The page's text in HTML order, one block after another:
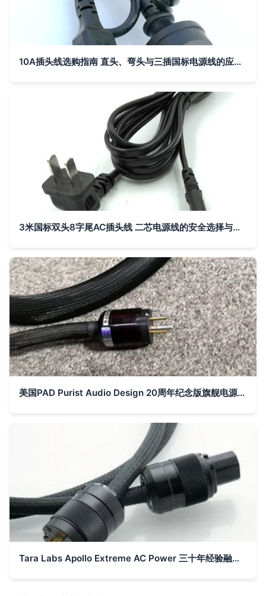
10A插头线选购指南 直头、弯头与三插国标电源线的应用与安全
3米国标双头8字尾AC插头线 二芯电源线的安全选择与使用指南
美国PAD Purist Audio Design 20周年纪念版旗舰电源线 重塑电源纯净度的巅峰之作
Tara Labs Apollo Extreme AC Power 三十年经验融汇，铸就超值型优质电源线